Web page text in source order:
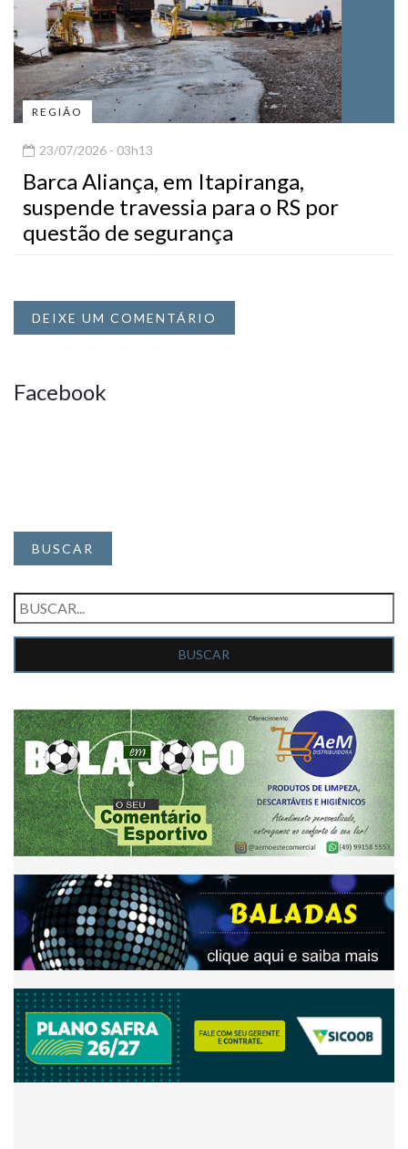
REGIÃO
23/07/2026 - 03h13
Barca Aliança, em Itapiranga,
suspende travessia para o RS por
questão de segurança
DEIXE UM COMENTÁRIO
Facebook
BUSCAR